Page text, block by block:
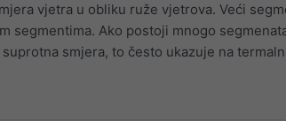
vjetra u obliku ruže vjetrova. Veći
segmentima. Ako postoji mnogo
smjera, to često ukazuje na